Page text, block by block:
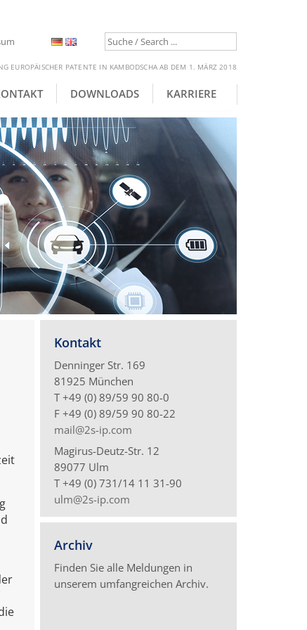
EUROPÄISCHER PATENTE IN KAMBODSCHA AB DEM 1. MÄRZ 2018
DOWNLOADS KARRIERE
Kontakt
Denninger Str. 169
81925 München
T +49 (0) 89/59 90 80-0
F +49 (0) 89/59 90 80-22
mail@2s-ip.com
Magirus-Deutz-Str. 12
89077 Ulm
T +49 (0) 731/14 11 31-90
ulm@2s-ip.com
Archiv
Finden Sie alle Meldungen in
unserem umfangreichen Archiv.